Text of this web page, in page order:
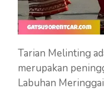
Tarian Melinting
merupakan
Labuhan